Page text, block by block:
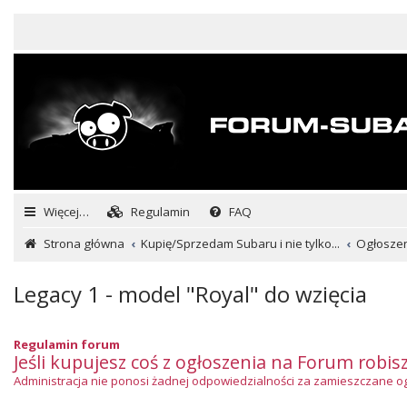
Więcej… Regulamin
FAQ
Strona główna
Kupię/Sprzedam Subaru i nie tylko...
Legacy 1 - model "Royal" do wzięcia
Regulamin forum
Jeśli kupujesz coś z ogłoszenia na Forum
Administracja nie ponosi żadnej odpowiedzialności za zamieszczane